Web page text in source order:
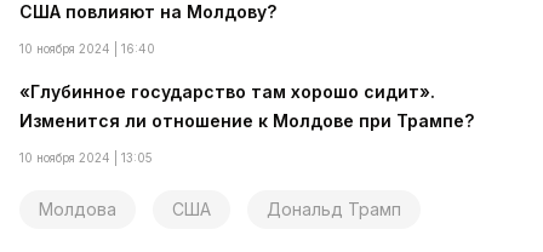
США повлияют на Молдову?
10 ноября 2024 | 16:40
«Глубинное государство там хорошо сидит».
Изменится ли отношение к Молдове при Трампе?
10 ноября 2024 | 13:05
Молдова США Дональд Трамп